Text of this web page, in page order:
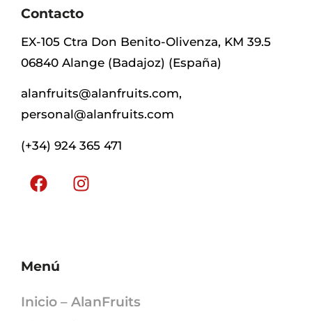
Contacto
EX-105 Ctra Don Benito-Olivenza, KM 39.5
06840 Alange (Badajoz) (España)
alanfruits@alanfruits.com,
personal@alanfruits.com
(+34) 924 365 471
Menú
Inicio – AlanFruits